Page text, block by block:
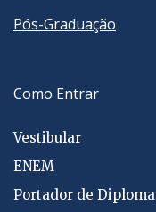
Pós-Graduação
Como Entrar
Vestibular
ENEM
Portador de Diploma